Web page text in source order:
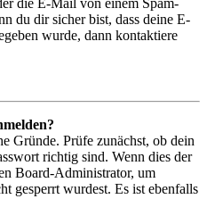
du dir sicher bist, dass deine E-
wurde, dann kontaktiere
Gründe. Prüfe zunächst, ob dein
richtig sind. Wenn dies der
Board-Administrator, um
gesperrt wurdest. Es ist ebenfalls